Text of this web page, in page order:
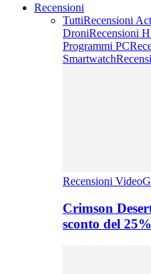
Recensioni
TuttiRecensioni
DroniRecensioni
Programmi PC
Smartwatch
Recensioni
Crimson
sconto del